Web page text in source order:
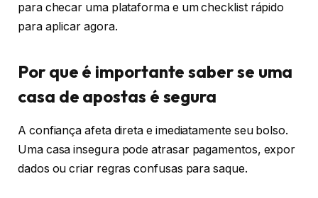
para checar uma plataforma e um checklist rápido
para aplicar agora.
Por que é importante saber se uma
casa de apostas é segura
A confiança afeta direta e imediatamente seu bolso.
Uma casa insegura pode atrasar pagamentos, expor
dados ou criar regras confusas para saque.